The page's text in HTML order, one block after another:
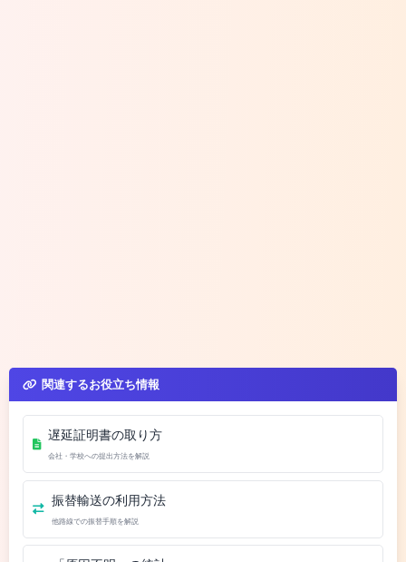
関連するお役立ち情報
遅延証明書の取り方
会社・学校への提出方法を解説
振替輸送の利用方法
他路線での振替手順を解説